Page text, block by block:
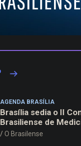
AGENDA BRASÍLIA
Brasília sedia o II
Brasiliense de
Família e
O Brasilense